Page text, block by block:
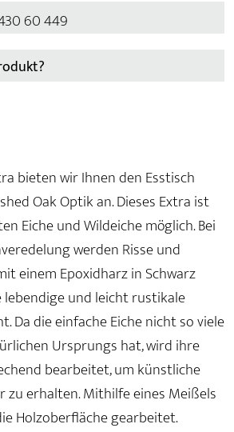
60 449
bieten wir Ihnen den Esstisch
Oak Optik an. Dieses Extra ist
Eiche und Wildeiche möglich. Bei
werden Risse und
einem Epoxidharz in Schwarz
lebendige und leicht rustikale
Da die einfache Eiche nicht so viele
Ursprungs hat, wird ihre
bearbeitet, um künstliche
zu erhalten. Mithilfe eines Meißels
Holzoberfläche gearbeitet.